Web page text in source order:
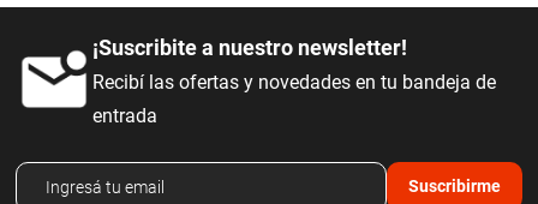
¡Suscribite a nuestro newsletter!
Recibí las ofertas y novedades en tu bandeja de
entrada
Suscribirme